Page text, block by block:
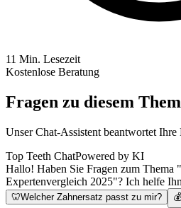
11 Min. Lesezeit
Kostenlose Beratung
Fragen zu diesem
Unser Chat-Assistent beantwortet Ihre
Top Teeth ChatPowered by KI
Hallo! Haben Sie Fragen zum Thema
Expertenvergleich 2025"? Ich helfe
🦷Welcher Zahnersatz passt zu mir? 💰